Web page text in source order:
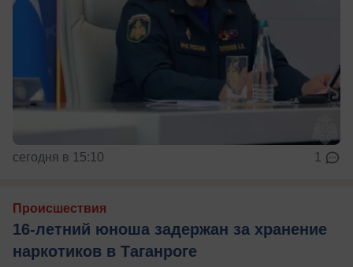
сегодня в 15:10 1
Происшествия
16-летний юноша задержан за хранение
наркотиков в Таганроге